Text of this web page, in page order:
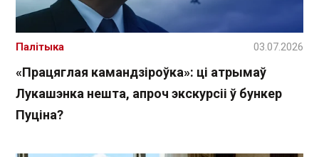
«Працяглая камандзіроўка»: ці атрымаў
Лукашэнка нешта, апроч экскурсіі ў бункер
Пуціна?
Палітыка 03.07.2026